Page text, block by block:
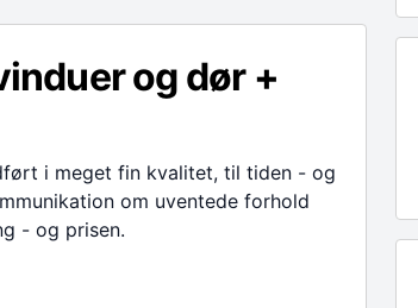
og dør +
i meget fin kvalitet, til tiden - og
om uventede forhold
- og prisen.